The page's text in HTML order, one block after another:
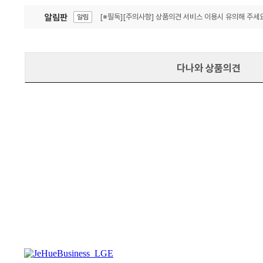
알림판 알림 [※필독][주의사항] 상품의견 서비스 이용시 유의해 주세
다나와 상품의견